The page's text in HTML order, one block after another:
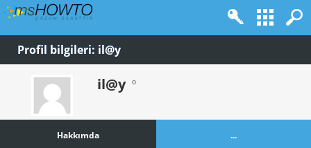
Profil bilgileri: il@y
il@y
Hakkımda ...